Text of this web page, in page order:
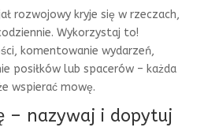
rozwojowy kryje się w rzeczach,
Wykorzystaj to!
komentowanie wydarzeń,
posiłków lub spacerów – każda
wspierać mowę.
– nazywaj i dopytuj